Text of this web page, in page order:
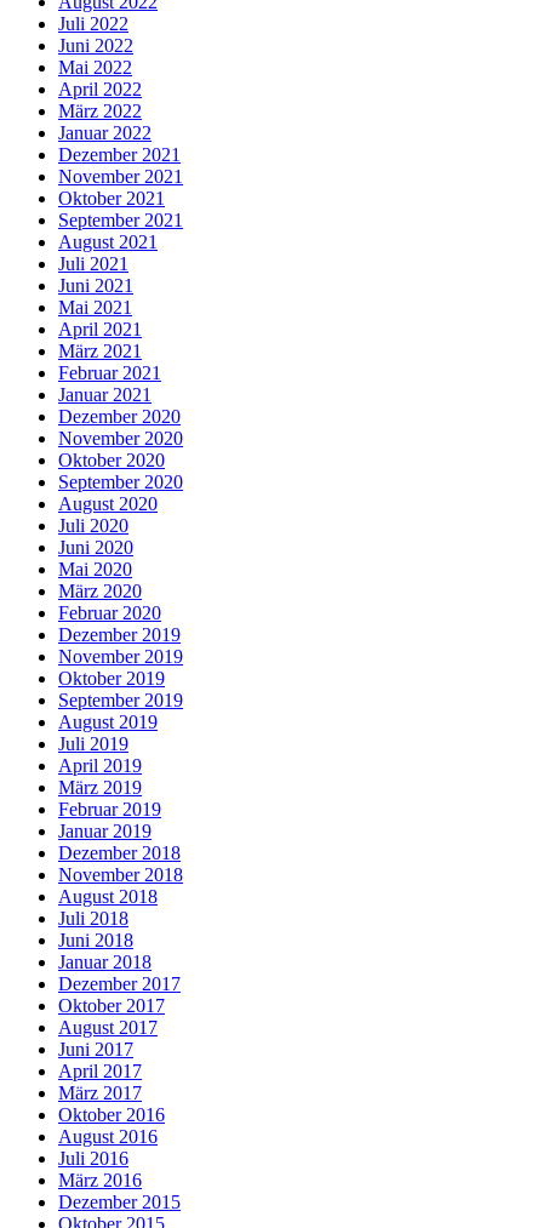
Juli 2022
Juni 2022
Mai 2022
April 2022
März 2022
Januar 2022
Dezember 2021
November 2021
Oktober 2021
September 2021
August 2021
Juli 2021
Juni 2021
Mai 2021
April 2021
März 2021
Februar 2021
Januar 2021
Dezember 2020
November 2020
Oktober 2020
September 2020
August 2020
Juli 2020
Juni 2020
Mai 2020
März 2020
Februar 2020
Dezember 2019
November 2019
Oktober 2019
September 2019
August 2019
Juli 2019
April 2019
März 2019
Februar 2019
Januar 2019
Dezember 2018
November 2018
August 2018
Juli 2018
Juni 2018
Januar 2018
Dezember 2017
Oktober 2017
August 2017
Juni 2017
April 2017
März 2017
Oktober 2016
August 2016
Juli 2016
März 2016
Dezember 2015
Oktober 2015